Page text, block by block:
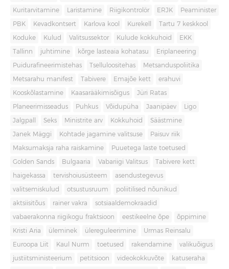
Kuritarvitamine Laristamine Riigikontrolör ERJK Peaminister
PBK Kevadkontsert Karlova kool Kurekell Tartu 7 keskkool
Koduke Kulud Valitsussektor Kulude kokkuhoid EKK
Tallinn juhtimine kõrge lasteaia kohatasu Eriplaneering
Puidurafineerimistehas Tselluloositehas Metsanduspoliitika
Metsarahu manifest Tabivere Emajõe kett erahuvi
Kooskõlastamine Kaasarääkimisõigus Jüri Ratas
Planeerimisseadus Puhkus Võidupüha Jaanipäev Ligo
Jalgpall Seks Ministrite arv Kokkuhoid Säästmine
Janek Mäggi Kohtade jagamine valitsuse Paisuv riik
Maksumaksja raha raiskamine Puuetega laste toetused
Golden Sands Bulgaaria Vabariigi Valitsus Tabivere kett
haigekassa tervishoiusüsteem asendustegevus
valitsemiskulud otsustusruum poliitilised nõunikud
aktsiisitõus rainer vakra sotsiaaldemokraadid
vabaerakonna riigikogu fraktsioon eestikeelne õpe õppimine
Kristi Aria üleminek ülereguleerimine Urmas Reinsalu
Euroopa Liit Kaul Nurm toetused rakendamine valikuõigus
justiitsministeerium petitsioon videokokkuvõte katuseraha